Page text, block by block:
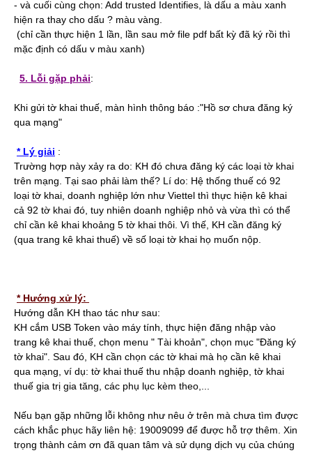
- và cuối cùng chọn: Add trusted Identifies, là dấu a màu xanh
hiện ra thay cho dấu ? màu vàng.
(chỉ cần thực hiện 1 lần, lần sau mở file pdf bất kỳ đã ký rồi thì
mặc định có dấu v màu xanh)
5. Lỗi gặp phải:
Khi gửi tờ khai thuế, màn hình thông báo :"Hồ sơ chưa đăng ký
qua mạng"
* Lý giải :
Trường hợp này xảy ra do: KH đó chưa đăng ký các loại tờ khai
trên mạng. Tại sao phải làm thế? Lí do: Hệ thống thuế có 92
loại tờ khai, doanh nghiệp lớn như Viettel thì thực hiện kê khai
cả 92 tờ khai đó, tuy nhiên doanh nghiệp nhỏ và vừa thì có thể
chỉ cần kê khai khoảng 5 tờ khai thôi. Vì thế, KH cần đăng ký
(qua trang kê khai thuế) về số loại tờ khai họ muốn nộp.
* Hướng xử lý:
Hướng dẫn KH thao tác như sau:
KH cắm USB Token vào máy tính, thực hiện đăng nhập vào
trang kê khai thuế, chọn menu " Tài khoản", chọn mục "Đăng ký
tờ khai". Sau đó, KH cần chọn các tờ khai mà họ cần kê khai
qua mạng, ví dụ: tờ khai thuế thu nhập doanh nghiệp, tờ khai
thuế gia trị gia tăng, các phụ lục kèm theo,...
Nếu bạn gặp những lỗi không như nêu ở trên mà chưa tìm được
cách khắc phục hãy liên hệ: 19009099 để được hỗ trợ thêm. Xin
trọng thành cảm ơn đã quan tâm và sử dụng dịch vụ của chúng